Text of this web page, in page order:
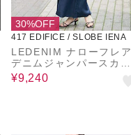
30%OFF
417 EDIFICE / SLOBE IENA
LEDENIM ナローフレア
デニムジャンパースカー
ト
¥9,240